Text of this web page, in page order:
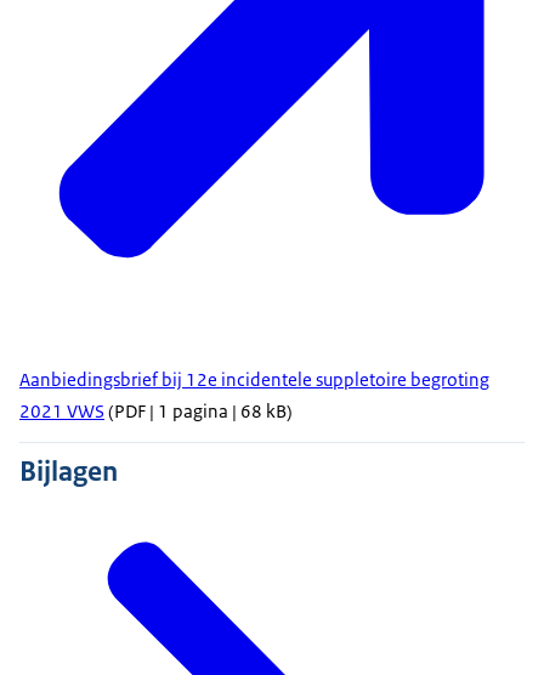
Aanbiedingsbrief bij 12e incidentele suppletoire begroting
2021 VWS (PDF | 1 pagina | 68 kB)
Bijlagen